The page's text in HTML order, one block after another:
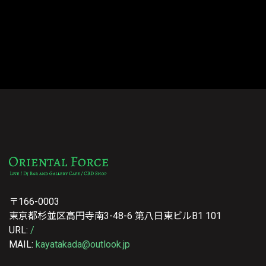
〒166-0003
東京都杉並区高円寺南3-48-6 第八日東ビルB1 101
URL: /
MAIL: kayatakada@outlook.jp